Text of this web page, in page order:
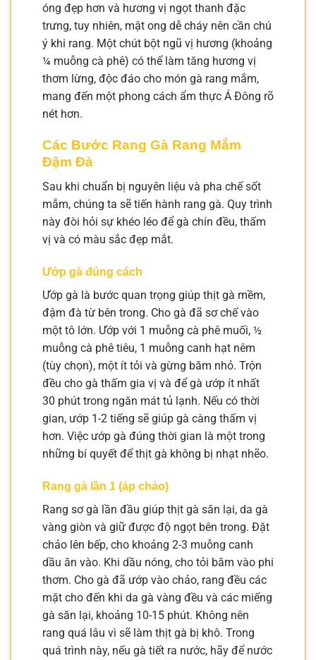
óng đẹp hơn và hương vị ngọt thanh đặc
trưng, tuy nhiên, mật ong dễ cháy nên cần chú
ý khi rang. Một chút bột ngũ vị hương (khoảng
¼ muỗng cà phê) có thể làm tăng hương vị
thơm lừng, độc đáo cho món gà rang mắm,
mang đến một phong cách ẩm thực Á Đông rõ
nét hơn.
Các Bước Rang Gà Rang Mắm
Đậm Đà
Sau khi chuẩn bị nguyên liệu và pha chế sốt
mắm, chúng ta sẽ tiến hành rang gà. Quy trình
này đòi hỏi sự khéo léo để gà chín đều, thấm
vị và có màu sắc đẹp mắt.
Ướp gà đúng cách
Ướp gà là bước quan trọng giúp thịt gà mềm,
đậm đà từ bên trong. Cho gà đã sơ chế vào
một tô lớn. Ướp với 1 muỗng cà phê muối, ½
muỗng cà phê tiêu, 1 muỗng canh hạt nêm
(tùy chọn), một ít tỏi và gừng băm nhỏ. Trộn
đều cho gà thấm gia vị và để gà ướp ít nhất
30 phút trong ngăn mát tủ lạnh. Nếu có thời
gian, ướp 1-2 tiếng sẽ giúp gà càng thấm vị
hơn. Việc ướp gà đúng thời gian là một trong
những bí quyết để thịt gà không bị nhạt nhẽo.
Rang gà lần 1 (áp chảo)
Rang sơ gà lần đầu giúp thịt gà săn lại, da gà
vàng giòn và giữ được độ ngọt bên trong. Đặt
chảo lên bếp, cho khoảng 2-3 muỗng canh
dầu ăn vào. Khi dầu nóng, cho tỏi băm vào phi
thơm. Cho gà đã ướp vào chảo, rang đều các
mặt cho đến khi da gà vàng đều và các miếng
gà săn lại, khoảng 10-15 phút. Không nên
rang quá lâu vì sẽ làm thịt gà bị khô. Trong
quá trình này, nếu gà tiết ra nước, hãy để nước